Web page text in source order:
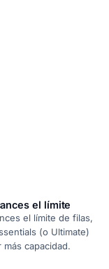
el límite
el límite de filas,
(o Ultimate)
más capacidad.